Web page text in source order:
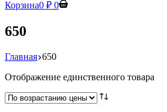
Корзина0 ₽ 0
650
Главная 650
Отображение единственного товара